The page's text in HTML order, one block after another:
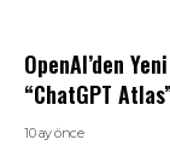
OpenAI’den
“ChatGPT
10 ay önce